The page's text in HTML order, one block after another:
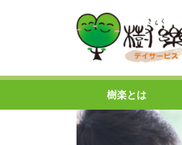
樹楽とは